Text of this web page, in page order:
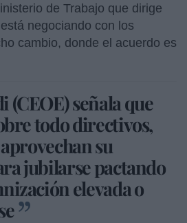
de Trabajo que dirige
está negociando con los
cambio, donde el acuerdo es
(CEOE) señala que
todo directivos,
su
jubilarse pactando
elevada o